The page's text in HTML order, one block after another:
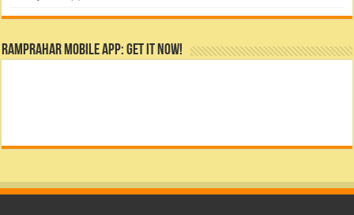
RamPrahar Mobile App: Get it Now!